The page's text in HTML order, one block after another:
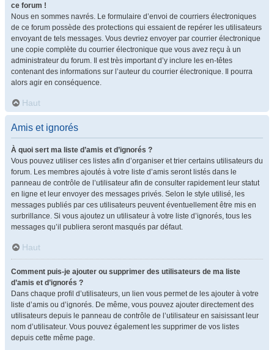
ce forum !
Nous en sommes navrés. Le formulaire d’envoi de courriers électroniques
de ce forum possède des protections qui essaient de repérer les utilisateurs
envoyant de tels messages. Vous devriez envoyer par courrier électronique
une copie complète du courrier électronique que vous avez reçu à un
administrateur du forum. Il est très important d’y inclure les en-têtes
contenant des informations sur l’auteur du courrier électronique. Il pourra
alors agir en conséquence.
Haut
Amis et ignorés
À quoi sert ma liste d’amis et d’ignorés ?
Vous pouvez utiliser ces listes afin d’organiser et trier certains utilisateurs du
forum. Les membres ajoutés à votre liste d’amis seront listés dans le
panneau de contrôle de l’utilisateur afin de consulter rapidement leur statut
en ligne et leur envoyer des messages privés. Selon le style utilisé, les
messages publiés par ces utilisateurs peuvent éventuellement être mis en
surbrillance. Si vous ajoutez un utilisateur à votre liste d’ignorés, tous les
messages qu’il publiera seront masqués par défaut.
Haut
Comment puis-je ajouter ou supprimer des utilisateurs de ma liste
d’amis et d’ignorés ?
Dans chaque profil d’utilisateurs, un lien vous permet de les ajouter à votre
liste d’amis ou d’ignorés. De même, vous pouvez ajouter directement des
utilisateurs depuis le panneau de contrôle de l’utilisateur en saisissant leur
nom d’utilisateur. Vous pouvez également les supprimer de vos listes
depuis cette même page.